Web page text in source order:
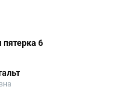
пятерка 6